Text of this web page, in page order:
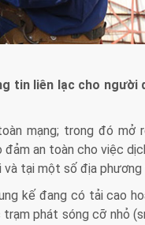
tin liên lạc cho người
mạng; trong đó mở
an toàn cho việc
tại một số địa
kế đang có tải cao
phát sóng cỡ nhỏ